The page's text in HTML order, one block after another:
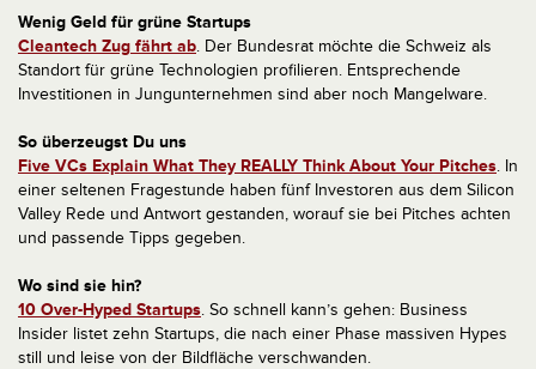
Wenig Geld für grüne Startups
Cleantech Zug fährt ab. Der Bundesrat möchte die Schweiz als
Standort für grüne Technologien profilieren. Entsprechende
Investitionen in Jungunternehmen sind aber noch Mangelware.
So überzeugst Du uns
Five VCs Explain What They REALLY Think About Your Pitches. In
einer seltenen Fragestunde haben fünf Investoren aus dem Silicon
Valley Rede und Antwort gestanden, worauf sie bei Pitches achten
und passende Tipps gegeben.
Wo sind sie hin?
10 Over-Hyped Startups. So schnell kann’s gehen: Business
Insider listet zehn Startups, die nach einer Phase massiven Hypes
still und leise von der Bildfläche verschwanden.